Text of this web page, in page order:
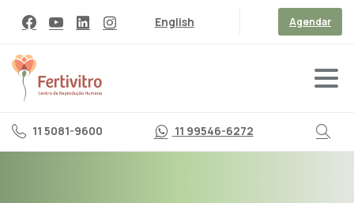
English Agendar
11 5081-9600 11 99546-6272